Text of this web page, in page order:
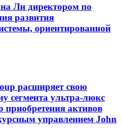
Ли директором по
развития
ориентированной
расширяет свою
сегмента ультра-люкс
приобретения активов
управлением John